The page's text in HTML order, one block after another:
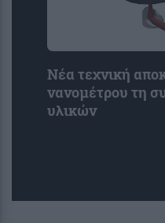
Νέα τεχνική
νανομέτρου τη
υλικών